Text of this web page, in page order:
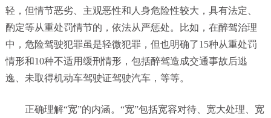
轻，但情节恶劣、主观恶性和人身危险性较大，具有法定、
酌定等从重处罚情节的，依法从严惩处。比如，在醉驾治理
中，危险驾驶犯罪虽是轻微犯罪，但也明确了15种从重处罚
情形和10种不适用缓刑情形，包括醉驾造成交通事故后逃
逸、未取得机动车驾驶证驾驶汽车，等等。
正确理解“宽”的内涵。“宽”包括宽容对待、宽大处理、宽